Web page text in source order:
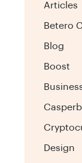
Articles
Betero
Blog
Boost
Design